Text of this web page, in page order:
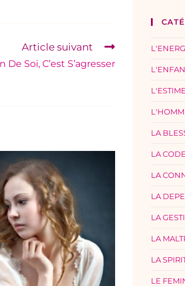
Article suivant
Soi, C’est S’agresser
LA
LA
LA
LA
LA
LA
LA
LE